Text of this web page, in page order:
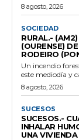
8 agosto, 2026
SOCIEDAD
RURAL.-
(OURENSE)
RODEIRO
Un incendio
este mediodía y
8 agosto, 2026
SUCESOS
SUCESOS.-
INHALAR
UNA